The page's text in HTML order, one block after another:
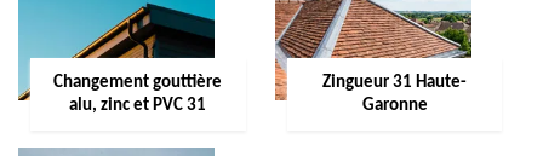
Changement gouttière
alu, zinc et PVC 31
Zingueur 31 Haute-
Garonne